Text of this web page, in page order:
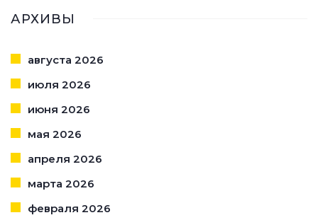
АРХИВЫ
августа 2026
июля 2026
июня 2026
мая 2026
апреля 2026
марта 2026
февраля 2026